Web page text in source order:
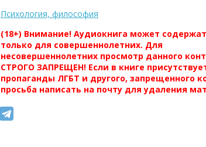
Психология, философия
(18+) Внимание! Аудиокнига может
только для совершеннолетних. Для
несовершеннолетних просмотр данного
СТРОГО ЗАПРЕЩЕН! Если в книге
пропаганды ЛГБТ и другого, запрещенного
просьба написать на почту для удаления